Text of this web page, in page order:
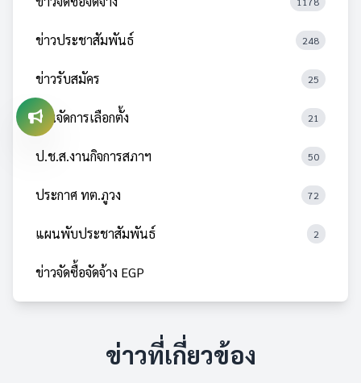
ข่าวประชาสัมพันธ์ 248
ข่าวรับสมัคร 25
งานจัดการเลือกตั้ง 21
ป.ช.ส.งานกิจการสภาฯ 50
ประกาศ ทต.ภูวง 72
แผนพับประชาสัมพันธ์ 2
ข่าวจัดซื้อจัดจ้าง EGP
ข่าวที่เกี่ยวข้อง